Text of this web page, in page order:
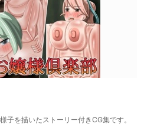
子を描いたストーリー付きCG集です。